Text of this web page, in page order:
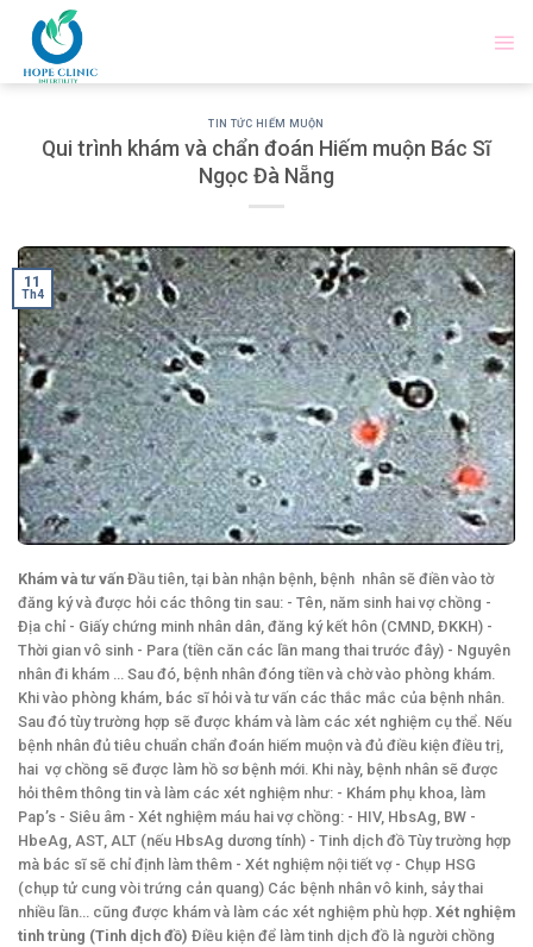
content
TIN TỨC HIẾM MUỘN
Qui trình khám và chẩn đoán Hiếm muộn Bác Sĩ
Ngọc Đà Nẵng
11
Th4
Khám và tư vấn Đầu tiên, tại bàn nhận bệnh, bệnh nhân sẽ điền vào tờ
đăng ký và được hỏi các thông tin sau: - Tên, năm sinh hai vợ chồng -
Địa chỉ - Giấy chứng minh nhân dân, đăng ký kết hôn (CMND, ĐKKH) -
Thời gian vô sinh - Para (tiền căn các lần mang thai trước đây) - Nguyên
nhân đi khám … Sau đó, bệnh nhân đóng tiền và chờ vào phòng khám.
Khi vào phòng khám, bác sĩ hỏi và tư vấn các thắc mắc của bệnh nhân.
Sau đó tùy trường hợp sẽ được khám và làm các xét nghiệm cụ thể. Nếu
bệnh nhân đủ tiêu chuẩn chẩn đoán hiếm muộn và đủ điều kiện điều trị,
hai vợ chồng sẽ được làm hồ sơ bệnh mới. Khi này, bệnh nhân sẽ được
hỏi thêm thông tin và làm các xét nghiệm như: - Khám phụ khoa, làm
Pap’s - Siêu âm - Xét nghiệm máu hai vợ chồng: - HIV, HbsAg, BW -
HbeAg, AST, ALT (nếu HbsAg dương tính) - Tinh dịch đồ Tùy trường hợp
mà bác sĩ sẽ chỉ định làm thêm - Xét nghiệm nội tiết vợ - Chụp HSG
(chụp tử cung vòi trứng cản quang) Các bệnh nhân vô kinh, sảy thai
nhiều lần… cũng được khám và làm các xét nghiệm phù hợp. Xét nghiệm
tinh trùng (Tinh dịch đồ) Điều kiện để làm tinh dịch đồ là người chồng